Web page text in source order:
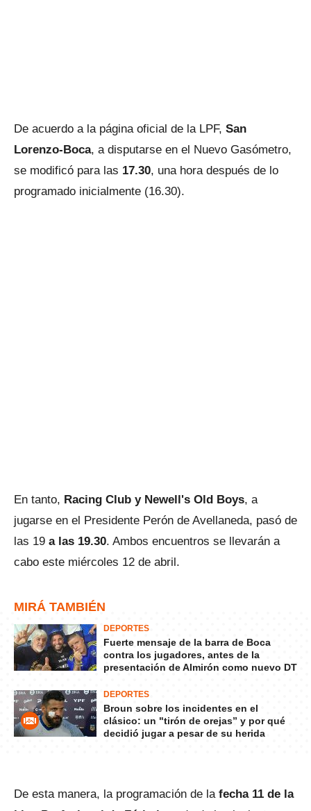
De acuerdo a la página oficial de la LPF, San
Lorenzo-Boca, a disputarse en el Nuevo Gasómetro,
se modificó para las 17.30, una hora después de lo
programado inicialmente (16.30).
En tanto, Racing Club y Newell's Old Boys, a
jugarse en el Presidente Perón de Avellaneda, pasó de
las 19 a las 19.30. Ambos encuentros se llevarán a
cabo este miércoles 12 de abril.
MIRÁ TAMBIÉN
DEPORTES
Fuerte mensaje de la barra de Boca
contra los jugadores, antes de la
presentación de Almirón como nuevo DT
DEPORTES
Broun sobre los incidentes en el
clásico: un "tirón de orejas” y por qué
decidió jugar a pesar de su herida
De esta manera, la programación de la fecha 11 de la